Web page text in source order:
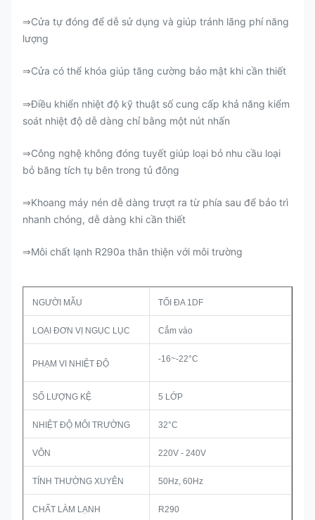
⇒Cửa tự đóng để dễ sử dụng và giúp tránh lãng phí năng
lượng
⇒Cửa có thể khóa giúp tăng cường bảo mật khi cần thiết
⇒Điều khiển nhiệt độ kỹ thuật số cung cấp khả năng kiểm
soát nhiệt độ dễ dàng chỉ bằng một nút nhấn
⇒Công nghệ không đóng tuyết giúp loại bỏ nhu cầu loại
bỏ băng tích tụ bên trong tủ đông
⇒Khoang máy nén dễ dàng trượt ra từ phía sau để bảo trì
nhanh chóng, dễ dàng khi cần thiết
⇒Môi chất lạnh R290a thân thiện với môi trường
NGƯỜI MẪU TỐI ĐA 1DF
LOẠI ĐƠN VỊ NGỤC LỤC Cắm vào
PHẠM VI NHIỆT ĐỘ -16~-22°C
SỐ LƯỢNG KỆ 5 LỚP
NHIỆT ĐỘ MÔI TRƯỜNG 32°C
VÔN 220V - 240V
TÍNH THƯỜNG XUYÊN 50Hz, 60Hz
CHẤT LÀM LẠNH R290